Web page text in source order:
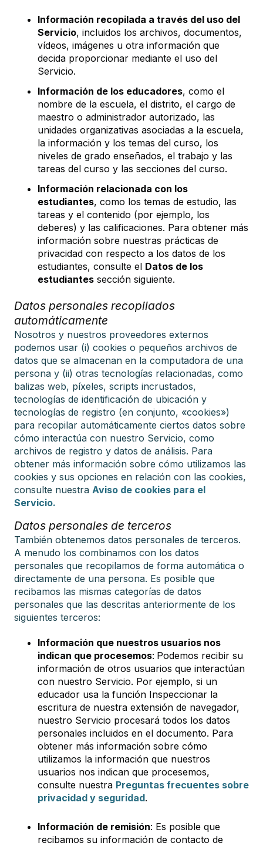
Información recopilada a través del uso del
Servicio, incluidos los archivos, documentos,
vídeos, imágenes u otra información que
decida proporcionar mediante el uso del
Servicio.
Información de los educadores, como el
nombre de la escuela, el distrito, el cargo de
maestro o administrador autorizado, las
unidades organizativas asociadas a la escuela,
la información y los temas del curso, los
niveles de grado enseñados, el trabajo y las
tareas del curso y las secciones del curso.
Información relacionada con los
estudiantes, como los temas de estudio, las
tareas y el contenido (por ejemplo, los
deberes) y las calificaciones. Para obtener más
información sobre nuestras prácticas de
privacidad con respecto a los datos de los
estudiantes, consulte el Datos de los
estudiantes sección siguiente.
Datos personales recopilados
automáticamente
Nosotros y nuestros proveedores externos
podemos usar (i) cookies o pequeños archivos de
datos que se almacenan en la computadora de una
persona y (ii) otras tecnologías relacionadas, como
balizas web, píxeles, scripts incrustados,
tecnologías de identificación de ubicación y
tecnologías de registro (en conjunto, «cookies»)
para recopilar automáticamente ciertos datos sobre
cómo interactúa con nuestro Servicio, como
archivos de registro y datos de análisis. Para
obtener más información sobre cómo utilizamos las
cookies y sus opciones en relación con las cookies,
consulte nuestra Aviso de cookies para el
Servicio.
Datos personales de terceros
También obtenemos datos personales de terceros.
A menudo los combinamos con los datos
personales que recopilamos de forma automática o
directamente de una persona. Es posible que
recibamos las mismas categorías de datos
personales que las descritas anteriormente de los
siguientes terceros:
Información que nuestros usuarios nos
indican que procesemos: Podemos recibir su
información de otros usuarios que interactúan
con nuestro Servicio. Por ejemplo, si un
educador usa la función Inspeccionar la
escritura de nuestra extensión de navegador,
nuestro Servicio procesará todos los datos
personales incluidos en el documento. Para
obtener más información sobre cómo
utilizamos la información que nuestros
usuarios nos indican que procesemos,
consulte nuestra Preguntas frecuentes sobre
privacidad y seguridad.
Información de remisión: Es posible que
recibamos su información de contacto de